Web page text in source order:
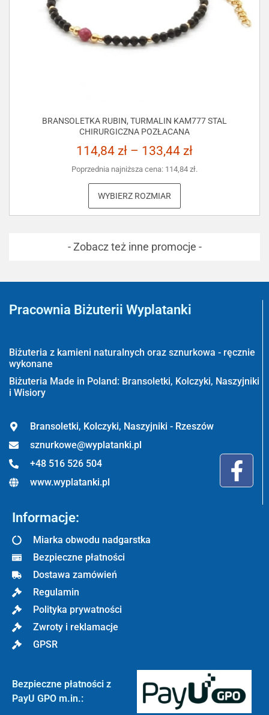
BRANSOLETKA RUBIN, TURMALIN KAM777 STAL
CHIRURGICZNA POZŁACANA
114,84 zł – 133,44 zł
Poprzednia najniższa cena: 114,84 zł.
WYBIERZ ROZMIAR
- Zobacz też inne promocje -
Pracownia Biżuterii Wyplatanki
Biżuteria z kamieni naturalnych oraz sznurkowa - ręcznie
wykonane
Biżuteria Made in Poland: Bransoletki, Kolczyki, Naszyjniki
i Wisiory
Bransoletki, Kolczyki, Naszyjniki - Rzeszów
sznurkowe@wyplatanki.pl
+48 516 526 504
www.wyplatanki.pl
Informacje:
Miarka obwodu nadgarstka
Bezpieczne płatności
Dostawa zamówień
Regulamin
Polityka prywatności
Zwroty i reklamacje
GPSR
Bezpieczne płatności z
PayU GPO m.in.: